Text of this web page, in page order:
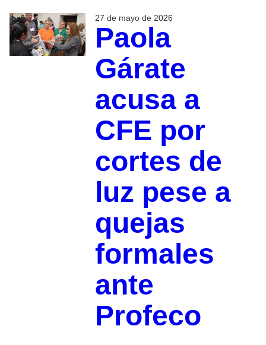
27 de mayo de 2026
Paola
Gárate
acusa a
CFE por
cortes de
luz pese a
quejas
formales
ante
Profeco